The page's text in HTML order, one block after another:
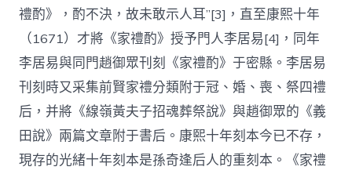
禮酌》，酌不決，故未敢示人耳”[3]，直至康熙十年
（1671）才將《家禮酌》授予門人李居易[4]，同年
李居易與同門趙御眾刊刻《家禮酌》于密縣。李居易
刊刻時又采集前賢家禮分類附于冠、婚、喪、祭四禮
后，并將《線嶺黃夫子招魂葬祭說》與趙御眾的《義
田說》兩篇文章附于書后。康熙十年刻本今已不存，
現存的光緒十年刻本是孫奇逢后人的重刻本。《家禮